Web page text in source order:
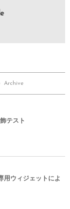
こに表示します。'
Archive
テスト
用ウィジェットによ